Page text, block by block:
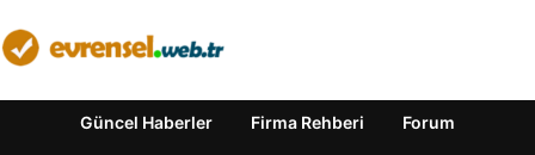
Güncel Haberler Firma Rehberi Forum